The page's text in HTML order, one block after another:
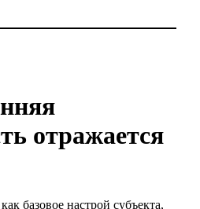
отражается
базовое настрой субъекта,